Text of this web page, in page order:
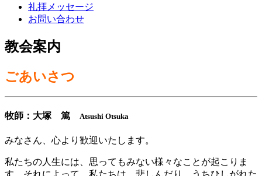
礼拝メッセージ
お問い合わせ
教会案内
ごあいさつ
牧師：大塚 篤 Atsushi Otsuka
みなさん、心より歓迎いたします。
私たちの人生には、思ってもみない様々なことが起こりま
す。それによって、私たちは、悲しんだり、うちひしがれた